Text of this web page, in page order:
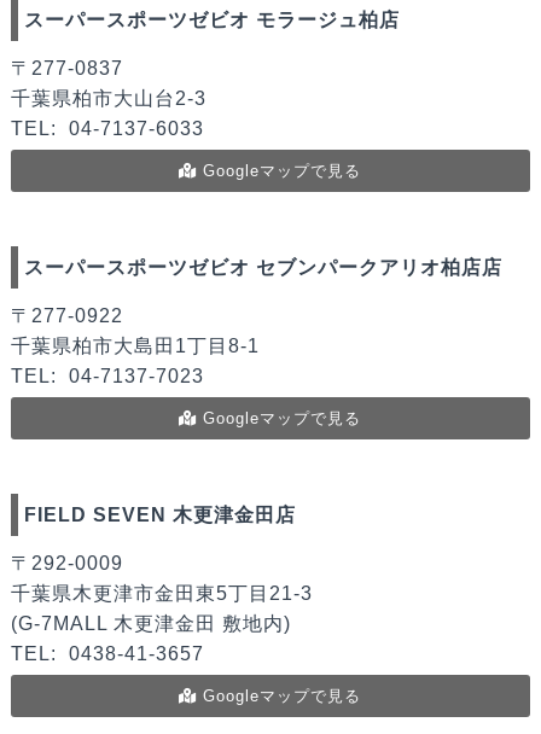
スーパースポーツゼビオ モラージュ柏店
〒277-0837
千葉県柏市大山台2-3
TEL:
04-7137-6033
Googleマップで見る
スーパースポーツゼビオ セブンパークアリオ柏店店
〒277-0922
千葉県柏市大島田1丁目8-1
TEL:
04-7137-7023
Googleマップで見る
FIELD SEVEN 木更津金田店
〒292-0009
千葉県木更津市金田東5丁目21-3
(G-7MALL 木更津金田 敷地内)
TEL:
0438-41-3657
Googleマップで見る